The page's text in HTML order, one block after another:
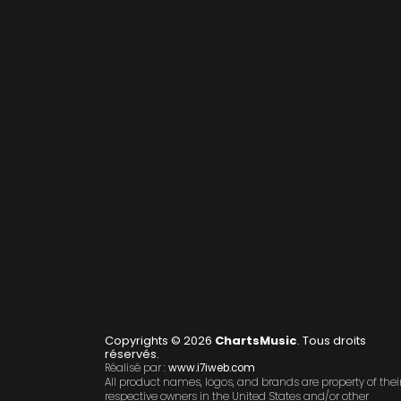
Copyrights © 2026 ChartsMusic. Tous droits
réservés.
Réalisé par :www.i7iweb.com
All product names, logos, and brands are property of
respective owners in the United States and/or other